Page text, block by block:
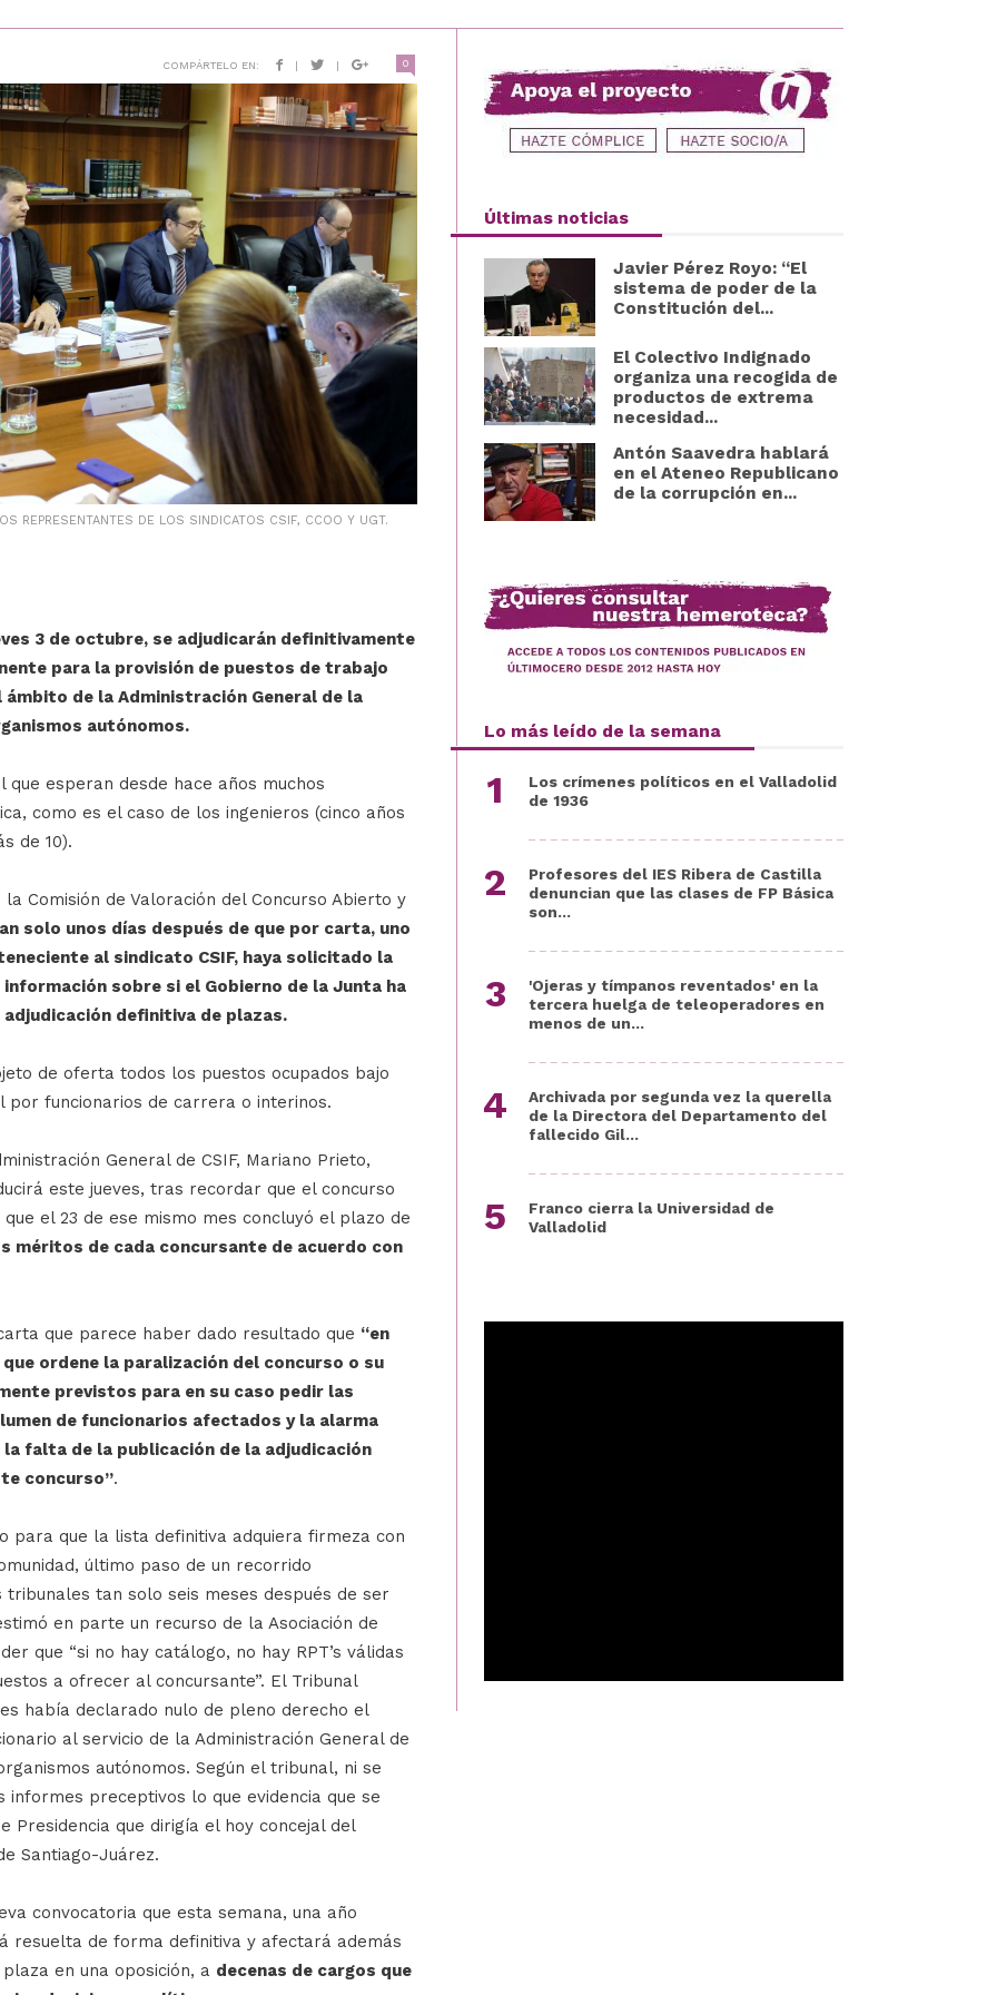
COMPÁRTELO EN: | | 0
REPRESENTANTES DE LOS SINDICATOS CSIF, CCOO Y UGT.
3 de octubre, se adjudicarán definitivamente
para la provisión de puestos de trabajo
de la Administración General de la
autónomos.
esperan desde hace años muchos
como es el caso de los ingenieros (cinco años
de 10).
Comisión de Valoración del Concurso Abierto y
solo unos días después de que por carta, uno
al sindicato CSIF, haya solicitado la
sobre si el Gobierno de la Junta ha
definitiva de plazas.
de oferta todos los puestos ocupados bajo
por funcionarios de carrera o interinos.
General de CSIF, Mariano Prieto,
este jueves, tras recordar que el concurso
el 23 de ese mismo mes concluyó el plazo de
méritos de cada concursante de acuerdo con
que parece haber dado resultado que “en
ordene la paralización del concurso o su
previstos para en su caso pedir las
de funcionarios afectados y la alarma
falta de la publicación de la adjudicación
concurso”.
para que la lista definitiva adquiera firmeza con
último paso de un recorrido
tan solo seis meses después de ser
en parte un recurso de la Asociación de
que “si no hay catálogo, no hay RPT’s válidas
a ofrecer al concursante”. El Tribunal
había declarado nulo de pleno derecho el
al servicio de la Administración General de
autónomos. Según el tribunal, ni se
preceptivos lo que evidencia que se
Presidencia que dirigía el hoy concejal del
Santiago-Juárez.
convocatoria que esta semana, una año
resuelta de forma definitiva y afectará además
en una oposición, a decenas de cargos que
Últimas noticias
Javier Pérez Royo: “El
sistema de poder de la
Constitución del...
El Colectivo Indignado
organiza una recogida de
productos de extrema
necesidad...
Antón Saavedra hablará
en el Ateneo Republicano
de la corrupción en...
Lo más leído de la semana
Los crímenes políticos en el Valladolid
de 1936
Profesores del IES Ribera de Castilla
denuncian que las clases de FP Básica
son...
'Ojeras y tímpanos reventados' en la
tercera huelga de teleoperadores en
menos de un...
Archivada por segunda vez la querella
de la Directora del Departamento del
fallecido Gil...
Franco cierra la Universidad de
Valladolid